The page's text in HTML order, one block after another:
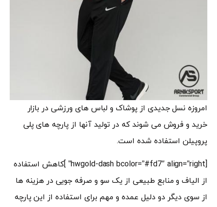
امروزه نسل جدیدی از پوشاک و لباس های ورزشی در بازار
خرید و فروش می شوند که در تولید آنها از پارچه های پلی
پروپیلن استفاده شده است.
[hwgold-dash bcolor=”#fd7″ align=”right” ]کاهش استفاده
از الیاف و منابع طبیعی از یک سو و صرفه جویی در هزینه ها
از سوی دیگر دو دلیل عمده و مهم برای استفاده از این پارچه